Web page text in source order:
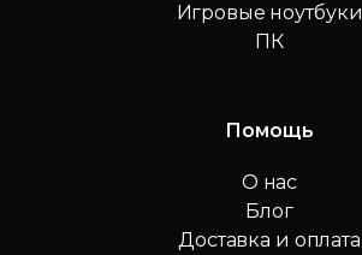
Игровые ноутбуки
ПК
Помощь
О нас
Блог
Доставка и оплата